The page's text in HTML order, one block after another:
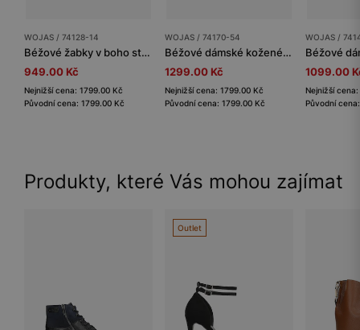
WOJAS / 74128-14
Béžové žabky v boho stylu
949.00 Kč
Nejnižší cena: 1799.00 Kč
Původní cena: 1799.00 Kč
WOJAS / 74170-54
Béžové dámské kožené pantofle s kovovou ozdobou
1299.00 Kč
Nejnižší cena: 1799.00 Kč
Původní cena: 1799.00 Kč
WOJAS /
1099.00
Nejnižší
Původní
Produkty, které Vás mohou zajímat
Outlet